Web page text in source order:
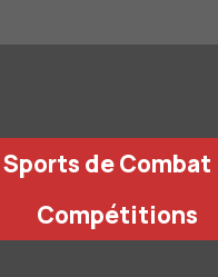
Sports de Combat
Compétitions